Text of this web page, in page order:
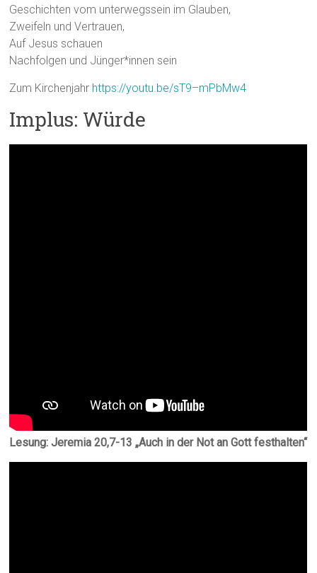
Geschichten vom unterwegssein im Glauben,
Zweifeln und Vertrauen,
Auf Jesus schauen
Nachfolgen und Jünger*innen sein
Zum Kirchenjahr https://youtu.be/sT9–mPbMw4
Implus: Würde
Lesung: Jeremia 20,7-13 „Auch in der Not an Gott festhalten“